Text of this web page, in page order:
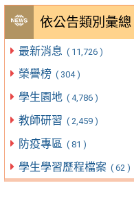
依公告類別彙總
最新消息 ( 11,726 )
榮譽榜 ( 304 )
學生園地 ( 4,786 )
教師研習 ( 2,459 )
防疫專區 ( 81 )
學生學習歷程檔案 ( 62 )